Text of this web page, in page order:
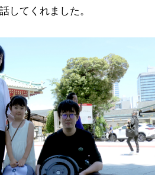
してくれました。